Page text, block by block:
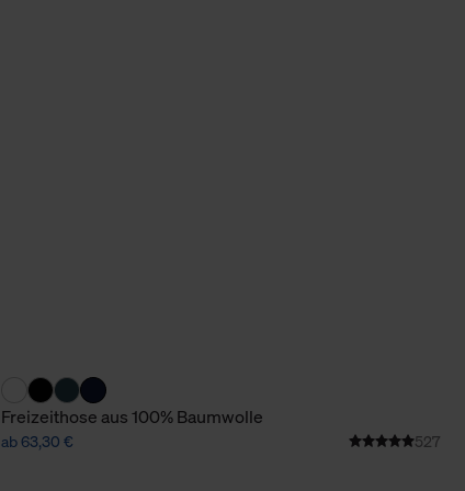
Freizeithose aus 100% Baumwolle
ab 63,30 € 527